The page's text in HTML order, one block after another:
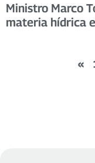
Ministro Marco
materia hídrica
«